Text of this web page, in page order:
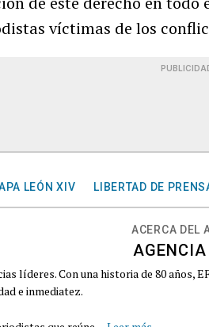
víctimas de los
LEÓN XIV LIBERTAD DE
ACERCA DEL
AGENCIA
líderes. Con una historia de 80 años,
e inmediatez.